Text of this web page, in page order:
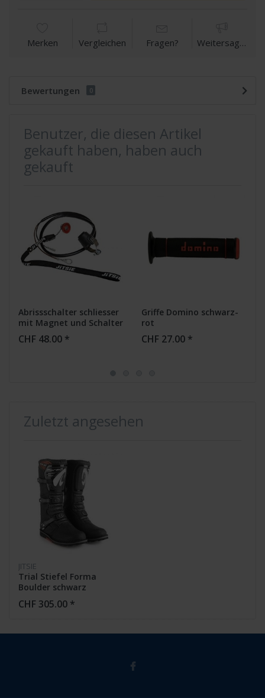
Merken Vergleichen Fragen? Weitersagen
Bewertungen 0
Benutzer, die diesen Artikel
gekauft haben, haben auch
gekauft
Abrissschalter schliesser
mit Magnet und Schalter
CHF 48.00 *
Griffe Domino schwarz-
rot
CHF 27.00 *
Zuletzt angesehen
JITSIE
Trial Stiefel Forma
Boulder schwarz
CHF 305.00 *